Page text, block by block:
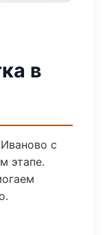
в
с
этапе.